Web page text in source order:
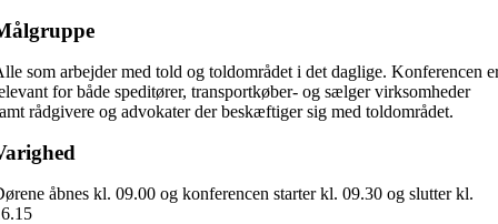
som arbejder med told og toldområdet i det daglige. Konferencen
for både speditører, transportkøber- og sælger virksomheder
rådgivere og advokater der beskæftiger sig med toldområdet.
åbnes kl. 09.00 og konferencen starter kl. 09.30 og slutter kl.